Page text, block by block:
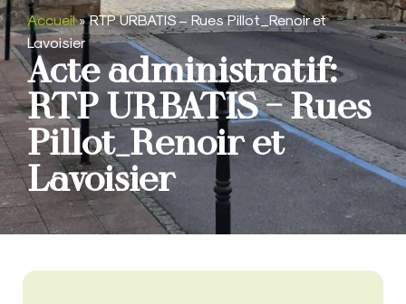
Accueil»RTP URBATIS – Rues Pillot_Renoir et
Lavoisier
Acte administratif:
RTP URBATIS – Rues
Pillot_Renoir et
Lavoisier